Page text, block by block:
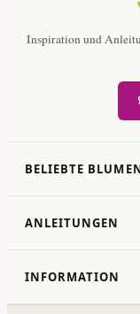
Inspiration und
BELIEBTE
ANLEITUNGEN
INFORMATION